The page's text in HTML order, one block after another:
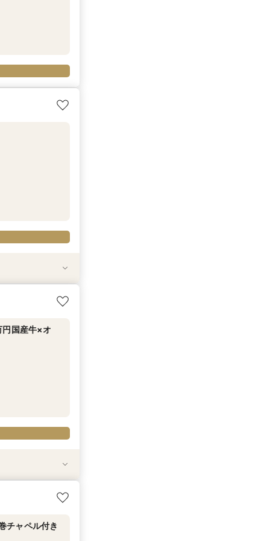
万円分優待【来
のスタッフ力×
円国産牛×オ
万円分優待【来
のスタッフ力×
チャペル付き